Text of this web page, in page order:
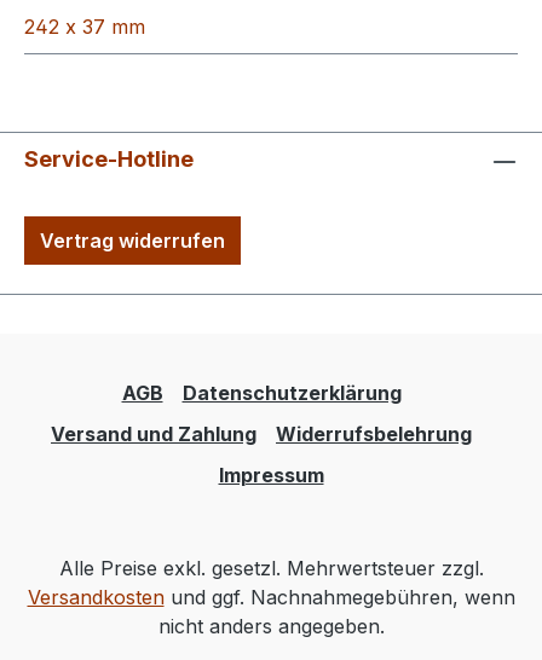
242 x 37 mm
Service-Hotline
Vertrag widerrufen
AGB
Datenschutzerklärung
Versand und Zahlung
Widerrufsbelehrung
Impressum
Alle Preise exkl. gesetzl. Mehrwertsteuer zzgl.
Versandkostenund ggf. Nachnahmegebühren, wenn
nicht anders angegeben.